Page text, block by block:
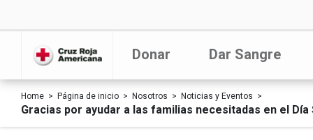
Donar Dar Sangre
Home Página de inicio Nosotros Noticias y Eventos
Gracias por ayudar a las familias necesitadas en el Día